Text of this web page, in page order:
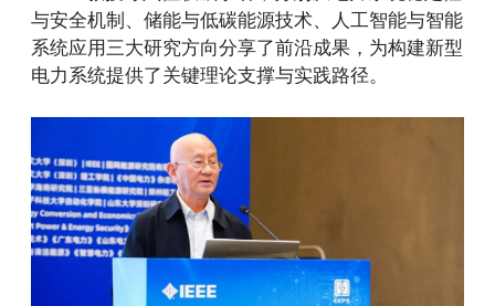
与安全机制、储能与低碳能源技术、人工智能与智能
系统应用三大研究方向分享了前沿成果，为构建新型
电力系统提供了关键理论支撑与实践路径。